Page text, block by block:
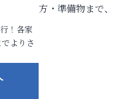
方・準備物まで
！各家
よりさ